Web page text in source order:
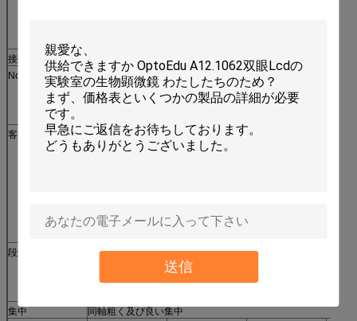
送信
接眼レンズ
広い分野WF10x/18mm
Nosepiece
後方の三重の
Nosepiece
o o
後方の四倍の
客観的
無色4x/0.10、
10x/0.25、
o o
100xs/1.25 （オイ
ル）
段階
明白な段階、移動 o o
機械段階、移動範
集中
同軸粗く及び良い集中